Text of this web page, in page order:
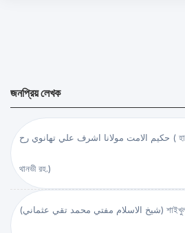
জনপ্রিয় লেখক
حكيم الامت مولانا اشرف علي تهانوي رح ( হাকীমুল উম্মত মাওলানা আশরাফ আলী
থানভী রহ.)
(شيخ الاسلام مفتي محمد تقي عثماني) শাইখুল ইসলাম মুফতী মুহাম্মদ তাকী